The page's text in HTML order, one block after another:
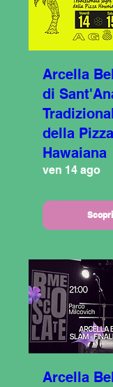
Arcella
di
della Pizza
Hawaiana
ven 14 ago
Arcella